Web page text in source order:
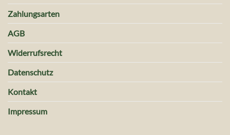
Zahlungsarten
AGB
Widerrufsrecht
Datenschutz
Kontakt
Impressum